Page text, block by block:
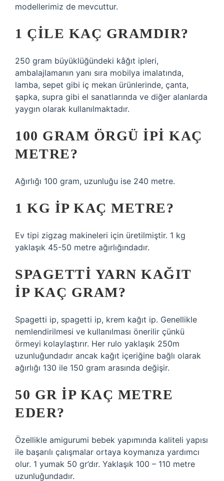
modellerimiz de mevcuttur.
1 ÇILE KAÇ GRAMDIR?
250 gram büyüklüğündeki kâğıt ipleri,
ambalajlamanın yanı sıra mobilya imalatında,
lamba, sepet gibi iç mekan ürünlerinde, çanta,
şapka, supra gibi el sanatlarında ve diğer alanlarda
yaygın olarak kullanılmaktadır.
100 GRAM ÖRGÜ IPI KAÇ
METRE?
Ağırlığı 100 gram, uzunluğu ise 240 metre.
1 KG IP KAÇ METRE?
Ev tipi zigzag makineleri için üretilmiştir. 1 kg
yaklaşık 45-50 metre ağırlığındadır.
SPAGETTI YARN KAĞIT
IP KAÇ GRAM?
Spagetti ip, spagetti ip, krem ​​kağıt ip. Genellikle
nemlendirilmesi ve kullanılması önerilir çünkü
örmeyi kolaylaştırır. Her rulo yaklaşık 250m
uzunluğundadır ancak kağıt içeriğine bağlı olarak
ağırlığı 130 ile 150 gram arasında değişir.
50 GR IP KAÇ METRE
EDER?
Özellikle amigurumi bebek yapımında kaliteli yapısı
ile başarılı çalışmalar ortaya koymanıza yardımcı
olur. 1 yumak 50 gr’dır. Yaklaşık 100 – 110 metre
uzunluğundadır.